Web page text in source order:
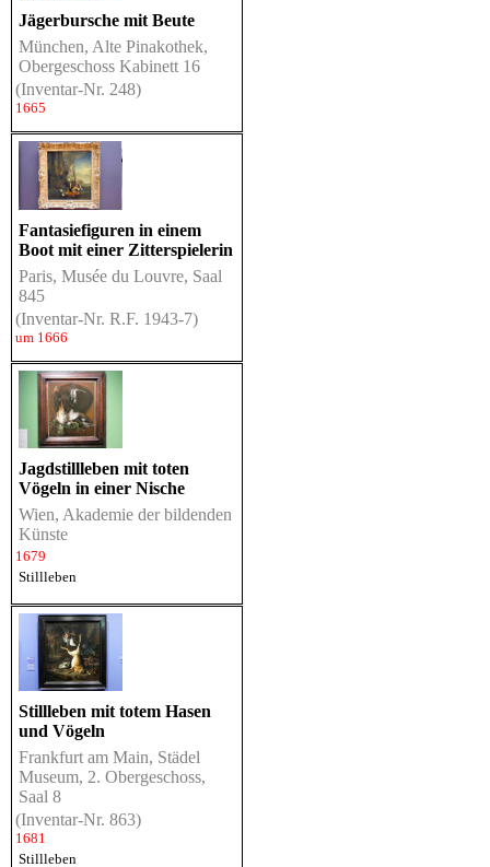
Jägerbursche mit Beute
München, Alte Pinakothek,
Obergeschoss Kabinett 16
(Inventar-Nr. 248)
1665
Fantasiefiguren in einem
Boot mit einer Zitterspielerin
Paris, Musée du Louvre, Saal
845
(Inventar-Nr. R.F. 1943-7)
um 1666
Jagdstillleben mit toten
Vögeln in einer Nische
Wien, Akademie der bildenden
Künste
1679
Stillleben
Stillleben mit totem Hasen
und Vögeln
Frankfurt am Main, Städel
Museum, 2. Obergeschoss,
Saal 8
(Inventar-Nr. 863)
1681
Stillleben